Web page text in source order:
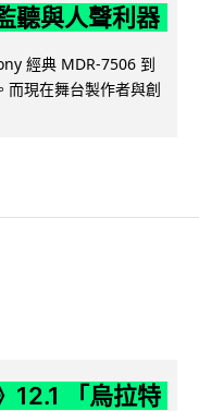
聽與人聲利器
經典 MDR-7506 到
而現在舞台製作者與創
12.1 「烏拉特